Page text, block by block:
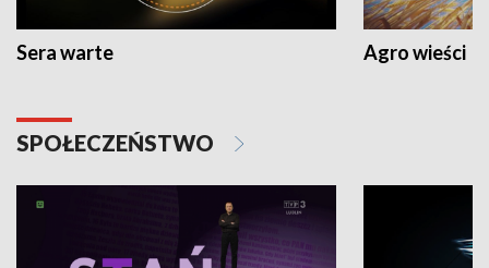
Sera warte Agro wieści
SPOŁECZEŃSTWO